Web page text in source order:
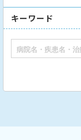
キーワード